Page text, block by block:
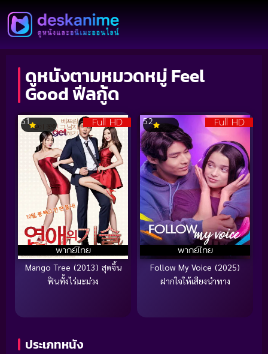
ดูหนังตามหมวดหมู่ Feel
Good ฟีลกู้ด
Full HD
พากย์ไทย
5.1
Mango Tree (2013) สุดจิ้น
ฟินทั้งไร่มะม่วง
Full HD
พากย์ไทย
5.2
Follow My Voice (2025)
ฝากใจให้เสียงนำทาง
ประเภทหนัง